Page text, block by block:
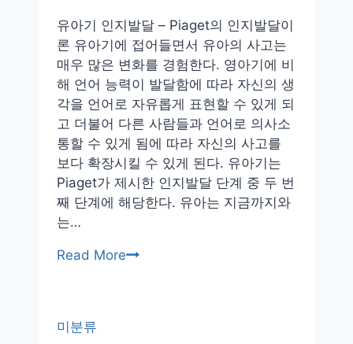
유아기 인지발달 – Piaget의 인지발달이
론 유아기에 접어들면서 유아의 사고는
매우 많은 변화를 경험한다. 영아기에 비
해 언어 능력이 발달함에 따라 자신의 생
각을 언어로 자유롭게 표현할 수 있게 되
고 더불어 다른 사람들과 언어로 의사소
통할 수 있게 됨에 따라 자신의 사고를
보다 확장시킬 수 있게 된다. 유아기는
Piaget가 제시한 인지발달 단계 중 두 번
째 단계에 해당한다. 유아는 지금까지와
는…
Read More유
미분류